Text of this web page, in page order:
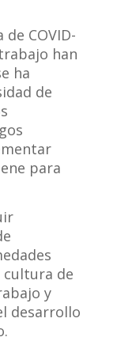
COVID-
han
ha
de
para
de
y
desarrollo